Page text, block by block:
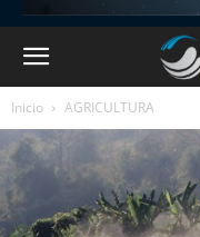
Inicio AGRICULTURA